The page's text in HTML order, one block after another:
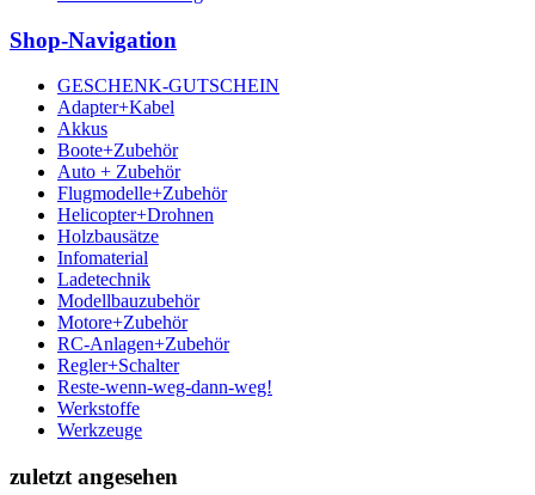
Shop-Navigation
GESCHENK-GUTSCHEIN
Adapter+Kabel
Akkus
Boote+Zubehör
Auto + Zubehör
Flugmodelle+Zubehör
Helicopter+Drohnen
Holzbausätze
Infomaterial
Ladetechnik
Modellbauzubehör
Motore+Zubehör
RC-Anlagen+Zubehör
Regler+Schalter
Reste-wenn-weg-dann-weg!
Werkstoffe
Werkzeuge
zuletzt angesehen